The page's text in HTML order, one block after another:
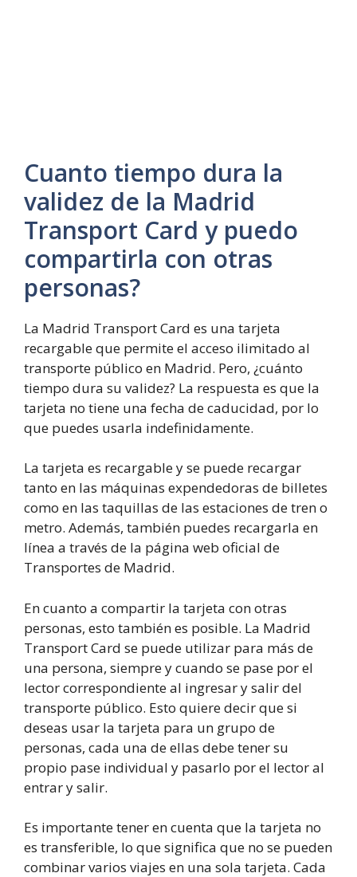
Cuanto tiempo dura la
validez de la Madrid
Transport Card y puedo
compartirla con otras
personas?
La Madrid Transport Card es una tarjeta
recargable que permite el acceso ilimitado al
transporte público en Madrid. Pero, ¿cuánto
tiempo dura su validez? La respuesta es que la
tarjeta no tiene una fecha de caducidad, por lo
que puedes usarla indefinidamente.
La tarjeta es recargable y se puede recargar
tanto en las máquinas expendedoras de billetes
como en las taquillas de las estaciones de tren o
metro. Además, también puedes recargarla en
línea a través de la página web oficial de
Transportes de Madrid.
En cuanto a compartir la tarjeta con otras
personas, esto también es posible. La Madrid
Transport Card se puede utilizar para más de
una persona, siempre y cuando se pase por el
lector correspondiente al ingresar y salir del
transporte público. Esto quiere decir que si
deseas usar la tarjeta para un grupo de
personas, cada una de ellas debe tener su
propio pase individual y pasarlo por el lector al
entrar y salir.
Es importante tener en cuenta que la tarjeta no
es transferible, lo que significa que no se pueden
combinar varios viajes en una sola tarjeta. Cada